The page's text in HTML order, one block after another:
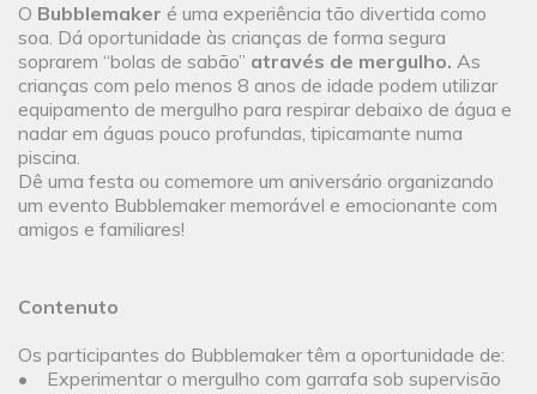
O Bubblemaker é uma experiência tão divertida como
soa. Dá oportunidade às crianças de forma segura
soprarem “bolas de sabão” através de mergulho. As
crianças com pelo menos 8 anos de idade podem utilizar
equipamento de mergulho para respirar debaixo de água e
nadar em águas pouco profundas, tipicamante numa
piscina.
Dê uma festa ou comemore um aniversário organizando
um evento Bubblemaker memorável e emocionante com
amigos e familiares!
Contenuto
Os participantes do Bubblemaker têm a oportunidade de:
• Experimentar o mergulho com garrafa sob supervisão